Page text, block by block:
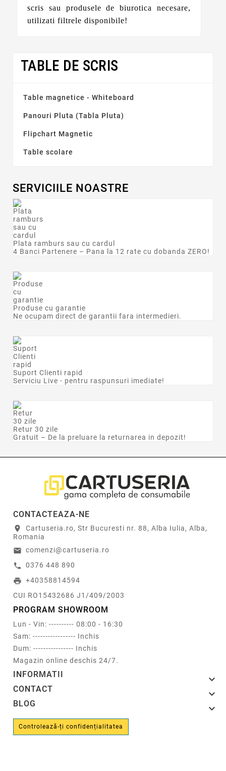
scris sau produsele de biurotica necesare,
utilizati filtrele disponibile!
TABLE DE SCRIS
Table magnetice - Whiteboard
Panouri Pluta (Tabla Pluta)
Flipchart Magnetic
Table scolare
SERVICIILE NOASTRE
Plata ramburs sau cu cardul
4 Banci Partenere – Pana la 12 rate cu dobanda ZERO!
Produse cu garantie
Ne ocupam direct de garantii fara intermedieri.
Suport Clienti rapid
Serviciu Live - pentru raspunsuri imediate!
Retur 30 zile
Gratuit – De la preluare la returnarea in depozit!
CONTACTEAZA-NE
location_on
Cartuseria.ro, Str Bucuresti nr. 88, Alba Iulia, Alba,
Romania
email comenzi@cartuseria.ro
call 0376 448 890
print +40358814594
CUI RO15432686 J1/409/2003
PROGRAM SHOWROOM
Lun - Vin: ---------- 08:00 - 16:30
Sam: ----------------- Inchis
Dum: ---------------- Inchis
Magazin online deschis 24/7.
INFORMATII 
CONTACT 
BLOG 
Controlează-ți confidențialitatea